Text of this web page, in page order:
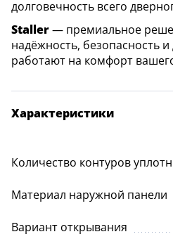
долговечность всего
Staller— премиальное
надёжность, безопасность
работают на комфорт
Характеристики
Количество контуров
Материал наружной панели
Вариант открывания